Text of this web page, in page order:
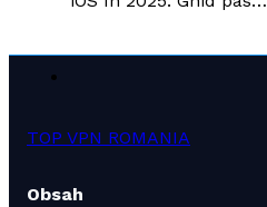
TOP VPN ROMANIA
Obsah